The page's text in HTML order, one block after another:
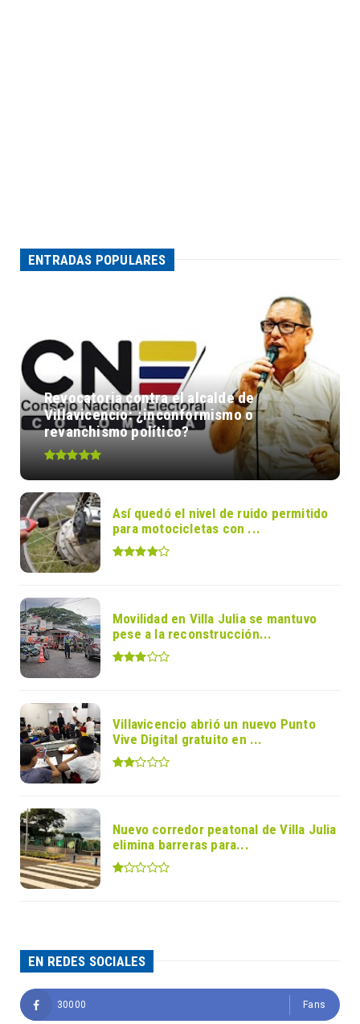
ENTRADAS POPULARES
Revocatoria contra el alcalde de
Villavicencio: ¿inconformismo o
revanchismo político?
Así quedó el nivel de ruido permitido
para motocicletas con ...
Movilidad en Villa Julia se mantuvo
pese a la reconstrucción...
Villavicencio abrió un nuevo Punto
Vive Digital gratuito en ...
Nuevo corredor peatonal de Villa Julia
elimina barreras para...
EN REDES SOCIALES
30000 Fans